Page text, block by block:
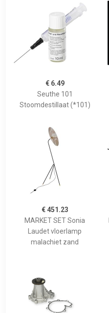
€ 6.49
Seuthe 101
Stoomdestillaat (*101)
€ 451.23
MARKET SET Sonia
Laudet vloerlamp
malachiet zand